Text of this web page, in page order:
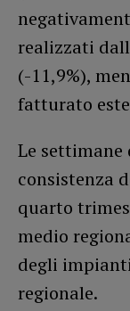
realizzati
(-11,9%),
fatturato
Le
consistenza
quarto
medio
degli
regionale.